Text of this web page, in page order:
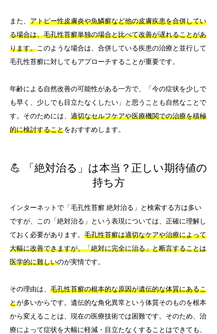
また、 アトピー性皮膚炎や魚鱗癬など他の皮膚疾患を合併してい
る場合は、毛孔性苔癬単独の場合と比べて改善が遅れることがあ
ります。このような場合は、合併している疾患の治療と並行して
毛孔性苔癬に対してもアプローチすることが重要です。
年齢による自然改善の可能性がある一方で、「今の症状を少しで
も早く、少しでも目立たなくしたい」と思うことも自然なことで
す。そのためには、 適切なセルフケアや医療機関での治療を積極
的に検討することをおすすめします。
💪 「絶対治る」は本当？正しい期待値の
持ち方
インターネットで「毛孔性苔癬 絶対治る」と検索する方は多い
ですが、この「絶対治る」という表現については、正確に理解し
ておく必要があります。 毛孔性苔癬は適切なケアや治療によって
大幅に改善できますが、「絶対に完全に治る」と断言することは
医学的に難しいのが実情です。
その理由は、 毛孔性苔癬の根本的な原因が遺伝的な体質にあるこ
とが多いからです。遺伝的な角化異常という体質そのものを根本
から変えることは、現在の医療技術では困難です。そのため、治
療によって症状を大幅に軽減・目立たなくすることはできても、